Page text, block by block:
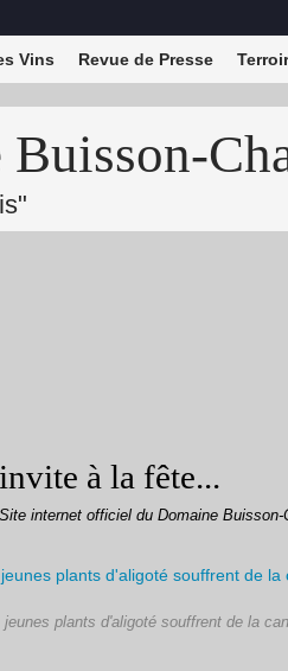
Vins Revue de Presse
à la fête...
internet officiel du Domaine Buisson-
jeunes plants d'aligoté souffrent de la